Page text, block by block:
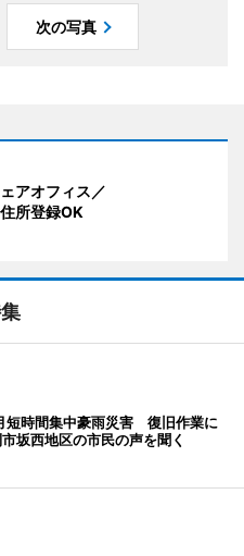
次の写真
アオフィス／
所登録OK
短時間集中豪雨災害 復旧作業に
坂西地区の市民の声を聞く